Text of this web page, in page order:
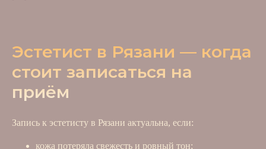
Эстетист в Рязани — когда
стоит записаться на
приём
Запись к эстетисту в Рязани актуальна, если:
кожа потеряла свежесть и ровный тон;